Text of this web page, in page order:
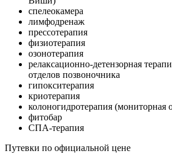
спелеокамера
лимфодренаж
прессотерапия
физиотерапия
озонотерапия
релаксационно-детензорная
отделов позвоночника
гипокситерапия
криотерапия
колоногидротерапия (мониторная
фитобар
СПА-терапия
Путевки по официальной цене